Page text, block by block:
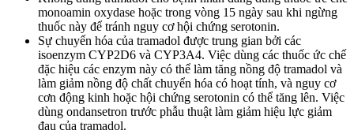
monoamin oxydase hoặc trong vòng 15 ngày sau khi ngừng
thuốc này để tránh nguy cơ hội chứng serotonin.
Sự chuyển hóa của tramadol được trung gian bởi các
isoenzym CYP2D6 và CYP3A4. Việc dùng các thuốc ức chế
đặc hiệu các enzym này có thể làm tăng nồng độ tramadol và
làm giảm nồng độ chất chuyển hóa có hoạt tính, và nguy cơ
cơn động kinh hoặc hội chứng serotonin có thể tăng lên. Việc
dùng ondansetron trước phẫu thuật làm giảm hiệu lực giảm
đau của tramadol.